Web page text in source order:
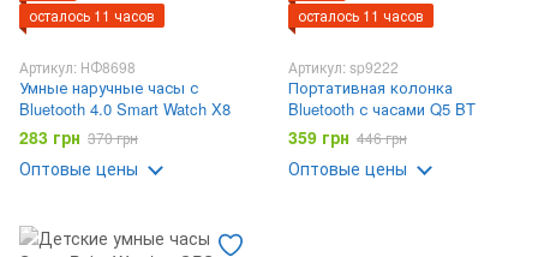
осталось 11 часов
Артикул: НФ8698
Умные наручные часы с
Bluetooth 4.0 Smart Watch X8
283 грн 370 грн
Оптовые цены
осталось 11 часов
Артикул: sp9222
Портативная колонка
Bluetooth с часами Q5 BT
359 грн 446 грн
Оптовые цены